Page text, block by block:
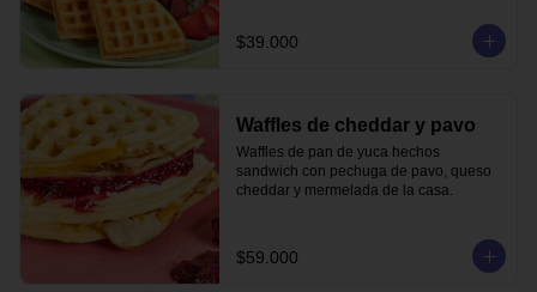
$39.000
Waffles de cheddar y pavo
Waffles de pan de yuca hechos
sandwich con pechuga de pavo, queso
cheddar y mermelada de la casa.
$59.000